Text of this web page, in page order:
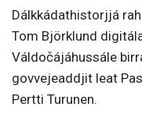
Dálkkádathistorjjá
Tom Björklund
Váldočájáhussále
govvejeaddjit leat
Pertti Turunen.